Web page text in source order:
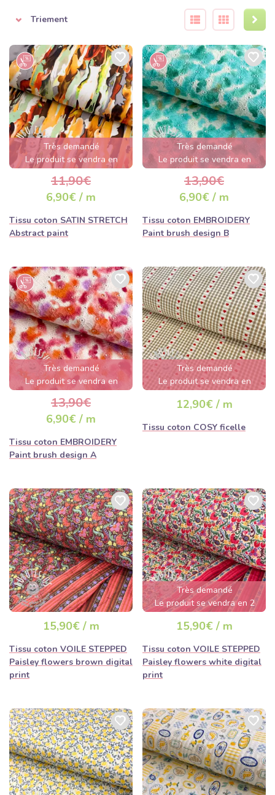
Triement
Très demandé
Le produit se vendra en
quelques heures
11,90€
6,90€ / m
Tissu coton SATIN STRETCH
Abstract paint
Très demandé
Le produit se vendra en
quelques heures
13,90€
6,90€ / m
Tissu coton EMBROIDERY
Paint brush design B
Très demandé
Le produit se vendra en
quelques heures
13,90€
6,90€ / m
Tissu coton EMBROIDERY
Paint brush design A
Très demandé
Le produit se vendra en
quelques heures
12,90€ / m
Tissu coton COSY ficelle
15,90€ / m
Tissu coton VOILE STEPPED
Paisley flowers brown digital
print
Très demandé
Le produit se vendra en 2
jours
15,90€ / m
Tissu coton VOILE STEPPED
Paisley flowers white digital
print